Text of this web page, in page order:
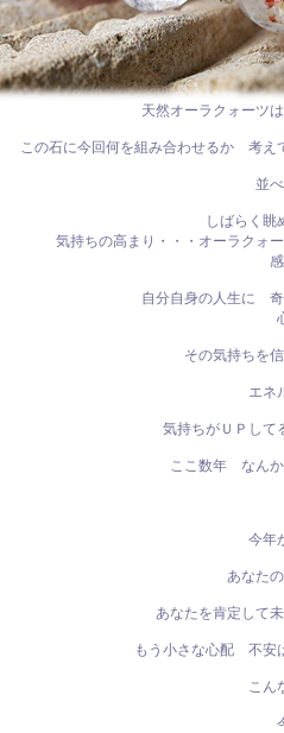
天然オーラクォーツ
この石に今回何を組み合わせるか 考
並
しばらく
気持ちの高まり・・・オーラクォ
自分自身の人生に 奇
その気持ちを
エネ
気持ちがＵＰし
ここ数年 なんか
今年
あなた
あなたを肯定して
もう小さな心配 不
こん